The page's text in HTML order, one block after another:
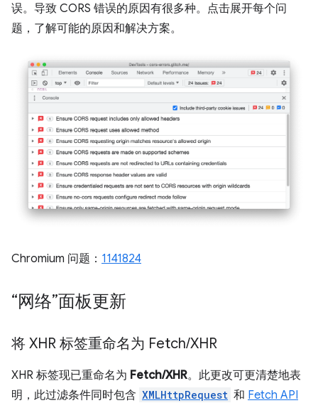
误。导致 CORS 错误的原因有很多种。点击展开每个问
题，了解可能的原因和解决方案。
Chromium 问题： 1141824
“网络”面板更新
将 XHR 标签重命名为 Fetch/XHR
XHR 标签现已重命名为 Fetch/XHR。此更改可更清楚地表
明，此过滤条件同时包含 XMLHttpRequest 和 Fetch API